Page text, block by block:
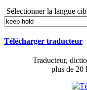
Sélectionner la langue
Télécharger traducteur
Traducteur,
plus de 20